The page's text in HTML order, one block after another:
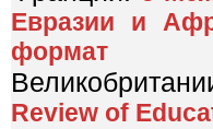
Евразии и
формат
Review of